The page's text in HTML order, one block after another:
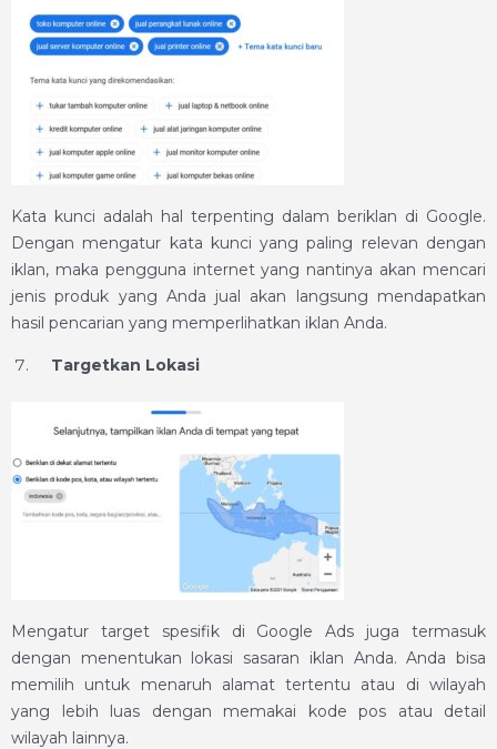
Kata kunci adalah hal terpenting dalam beriklan di Google.
Dengan mengatur kata kunci yang paling relevan dengan
iklan, maka pengguna internet yang nantinya akan mencari
jenis produk yang Anda jual akan langsung mendapatkan
hasil pencarian yang memperlihatkan iklan Anda.
Targetkan Lokasi
Mengatur target spesifik di Google Ads juga termasuk
dengan menentukan lokasi sasaran iklan Anda. Anda bisa
memilih untuk menaruh alamat tertentu atau di wilayah
yang lebih luas dengan memakai kode pos atau detail
wilayah lainnya.